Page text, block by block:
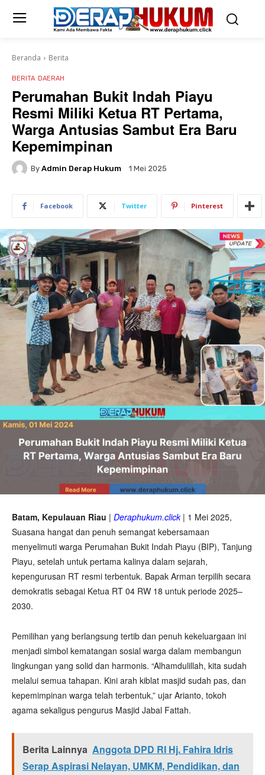
Beranda Berita
BERITA DAERAH
Perumahan Bukit Indah Piayu
Resmi Miliki Ketua RT Pertama,
Warga Antusias Sambut Era Baru
Kepemimpinan
By Admin Derap Hukum 1 Mei 2025
Facebook Twitter Pinterest
Batam, Kepulauan Riau | Deraphukum.click| 1 Mei 2025,
Suasana hangat dan penuh semangat kebersamaan
menyelimuti warga Perumahan Bukit Indah Piayu (BIP), Tanjung
Piayu, setelah untuk pertama kalinya dalam sejarah,
kepengurusan RT resmi terbentuk. Bapak Arman terpilih secara
demokratis sebagai Ketua RT 04 RW 18 untuk periode 2025–
2030.
Pemilihan yang berlangsung tertib dan penuh kekeluargaan ini
menjadi simbol kematangan sosial warga dalam membangun
lingkungan yang solid dan harmonis. “Alhamdulillah, kita sudah
melalui semua tahapan. Kini arah kiblat masjid sudah pas, dan
kepemimpinan warga telah terbentuk,” ujar Arianto, tokoh
agama sekaligus pengurus Masjid Jabal Fattah.
Berita Lainnya Anggota DPD RI Hj. Fahira Idris
Serap Aspirasi Nelayan, UMKM, Pendidikan, dan